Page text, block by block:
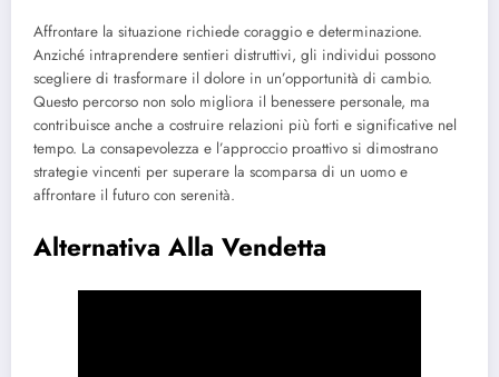
Affrontare la situazione richiede coraggio e determinazione.
Anziché intraprendere sentieri distruttivi, gli individui possono
scegliere di trasformare il dolore in un’opportunità di cambio.
Questo percorso non solo migliora il benessere personale, ma
contribuisce anche a costruire relazioni più forti e significative nel
tempo. La consapevolezza e l’approccio proattivo si dimostrano
strategie vincenti per superare la scomparsa di un uomo e
affrontare il futuro con serenità.
Alternativa Alla Vendetta